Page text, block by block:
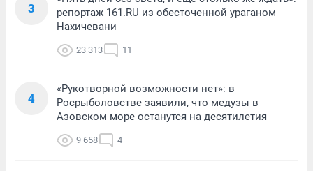
3
репортаж 161.RU из обесточенной ураганом
Нахичевани
23 313 11
4
«Рукотворной возможности нет»: в
Росрыболовстве заявили, что медузы в
Азовском море останутся на десятилетия
9 658 4